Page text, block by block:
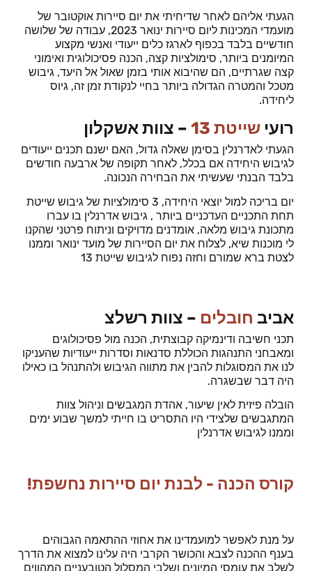
הגעתי אליהם לאחר שדיחיתי את יום סיירות אוקטובר של
מועמדי המכינות ליום סיירות ינואר 2023, עבודה של שלושה
חודשיים בלבד בכפוף לארגז כלים ייעודי ואנשי מקצוע
המיומנים ביותר, סימולציות קצה, הכנה פסיכולוגית ואימוני
קצה שגרתיים, הם שהיבוא אותי בזמן שאול אל היעד, גיבוש
מטכל והמטרה הגדולה ביותר בחיי לנקודת זמן זה, גיוס
ליחידה.
רועי שייטת 13 – צוות אשקלון
הגעתי לאדרנלין בסימן שאלה גדול, האם ישנם תכנים ייעודים
לגיבוש היחידה אם בכלל, לאחר תקופה של ארבעה חודשים
בלבד הבנתי שעשיתי את הבחירה הנכונה.
יום בריכה למול יוצאי היחידה, 3 סימולציות של גיבוש שייטת
תחת התכניים העדכניים ביותר , גיבוש אדרנלין בו עברו
מתכונת גיבוש מלאה, אומדנים מדויקים וניתוח פרטני שהקנו
לי מוכנות שיא, לצלוח את יום הסיירות של מועד ינואר וממנו
לצטת ברא שמורם וחזה נפוח לגיבוש שייטת 13
אביב חובלים – צוות רשלצ
תכני חשיבה ודינמיקה קבוצתית, הכנה מול פסיכולוגים
ומאבחני התנהגות הכוללת סדנאות וסדרות ייעודיות שהעניקו
לנו את המסוגלות להבין את מתווה הגיבוש ולהתנהל בו כאילו
היה דבר שבשגרה.
הובלה פיזית לאין שיעור, אהדת המגבשים וניהול צוות
המתגבשים שלצידי היו התסריט בו חייתי למשך שבוע ימים
וממנו לגיבוש אדרנלין
קורס הכנה - לבנת יום סיירות נחשפת!
על מנת לאפשר למועמדינו את אחוזי ההתאמה הגבוהים
בענף ההכנה לצבא והכושר הקרבי היה עלינו למצוא את הדרך
לשלב את עומסי המיונים ושלבי המסלול הטובעניים המהווים